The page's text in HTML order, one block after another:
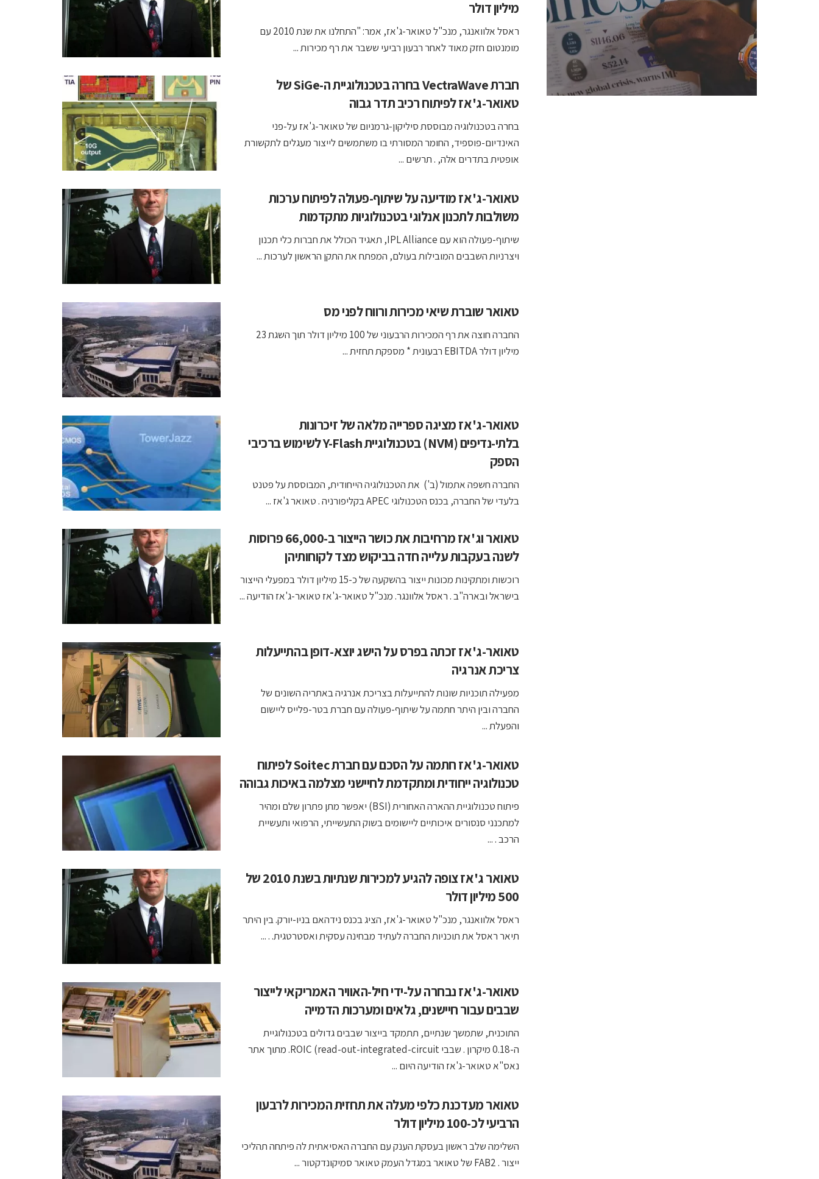
מיליון דולר
ראסל אלוואנגר, מנכ"ל טאואר-ג'אז, אמר: "התחלנו את שנת 2010 עם
מומנטום חזק מאוד לאחר רבעון רביעי ששבר את רף מכירות ...
חברת VectraWave בחרה בטכנולוגיית ה-SiGe של
טאואר-ג'אז לפיתוח רכיב תדר גבוה
בחרה בטכנולוגיה מבוססת סיליקון-גרמניום של טאואר-ג'אז על-פני
האינדיום-פוספיד, החומר המסורתי בו משתמשים לייצור מעגלים לתקשורת
אופטית בתדרים אלה, . תרשים ...
טאואר-ג'אז מודיעה על שיתוף-פעולה לפיתוח ערכות
משולבות לתכנון אנלוגי בטכנולוגיות מתקדמות
שיתוף-פעולה הוא עם IPL Alliance, תאגיד הכולל את חברות כלי תכנון
ויצרניות השבבים המובילות בעולם, המפתח את התקן הראשון לערכות ...
טאואר שוברת שיאי מכירות ורווח לפני מס
החברה חוצה את רף המכירות הרבעוני של 100 מיליון דולר תוך השגת 23
מיליון דולר EBITDA רבעונית * מספקת תחזית ...
טאואר-ג'אז מציגה ספרייה מלאה של זיכרונות
בלתי-נדיפים (NVM) בטכנולוגיית Y-Flash לשימוש ברכיבי
הספק
החברה חשפה אתמול (ב') את הטכנולוגיה הייחודית, המבוססת על פטנט
בלעדי של החברה, בכנס הטכנולוגי APEC בקליפורניה . טאואר ג'אז ...
טאואר וג'אז מרחיבות את כושר הייצור ב-66,000 פרוסות
לשנה בעקבות עלייה חדה בביקוש מצד לקוחותיהן
רוכשות ומתקינות מכונות ייצור בהשקעה של כ-15 מיליון דולר במפעלי הייצור
בישראל ובארה"ב . ראסל אלוונגר. מנכ"ל טאואר-ג'אז טאואר-ג'אז הודיעה ...
טאואר-ג'אז זכתה בפרס על הישג יוצא-דופן בהתייעלות
צריכת אנרגיה
מפעילה תוכניות שונות להתייעלות בצריכת אנרגיה באתריה השונים של
החברה ובין היתר חתמה על שיתוף-פעולה עם חברת בטר-פלייס ליישום
והפעלת ...
טאואר-ג'אז חתמה על הסכם עם חברת Soitec לפיתוח
טכנולוגיה ייחודית ומתקדמת לחיישני מצלמה באיכות גבוהה
פיתוח טכנולוגיית ההארה האחורית (BSI) יאפשר מתן פתרון שלם ומהיר
למתכנני סנסורים איכותיים ליישומים בשוק התעשייתי, הרפואי ותעשיית
הרכב . ...
טאואר ג'אז צופה להגיע למכירות שנתיות בשנת 2010 של
500 מיליון דולר
ראסל אלוואנגר, מנכ"ל טאואר-ג'אז, הציג בכנס נידהאם בניו-יורק. בין היתר
תיאר ראסל את תוכניות החברה לעתיד מבחינה עסקית ואסטרטגית. . ...
טאואר-ג'אז נבחרה על-ידי חיל-האוויר האמריקאי לייצור
שבבים עבור חיישנים, גלאים ומערכות הדמייה
התוכנית, שתמשך שנתיים, תתמקד בייצור שבבים גדולים בטכנולוגיית
ה-0.18 מיקרון . שבבי ROIC (read-out-integrated-circuit. מתוך אתר
נאס"א טאואר-ג'אז הודיעה היום ...
טאואר מעדכנת כלפי מעלה את תחזית המכירות לרבעון
הרביעי לכ-100 מיליון דולר
השלימה שלב ראשון בעסקת הענק עם החברה האסיאתית לה פיתחה תהליכי
ייצור . FAB2 של טאואר במגדל העמק טאואר סמיקונדקטור ...
industry, including engineers, professional
experts, and senior executives.
לחץ לפרטים